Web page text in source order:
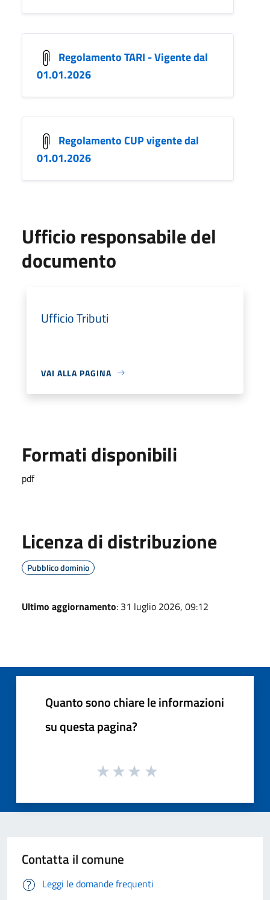
Regolamento TARI - Vigente dal
01.01.2026
Regolamento CUP vigente dal
01.01.2026
Ufficio responsabile del
documento
Ufficio Tributi
VAI ALLA PAGINA
Formati disponibili
pdf
Licenza di distribuzione
Pubblico dominio
Ultimo aggiornamento: 31 luglio 2026, 09:12
Quanto sono chiare le informazioni
su questa pagina?
Contatta il comune
Leggi le domande frequenti